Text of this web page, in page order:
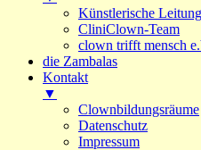
Künstlerische Leitung
CliniClown-Team
clown trifft mensch
die Zambalas
Kontakt
▼
Clownbildungsräume
Datenschutz
Impressum